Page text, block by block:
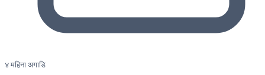
४ महिना अगाडि